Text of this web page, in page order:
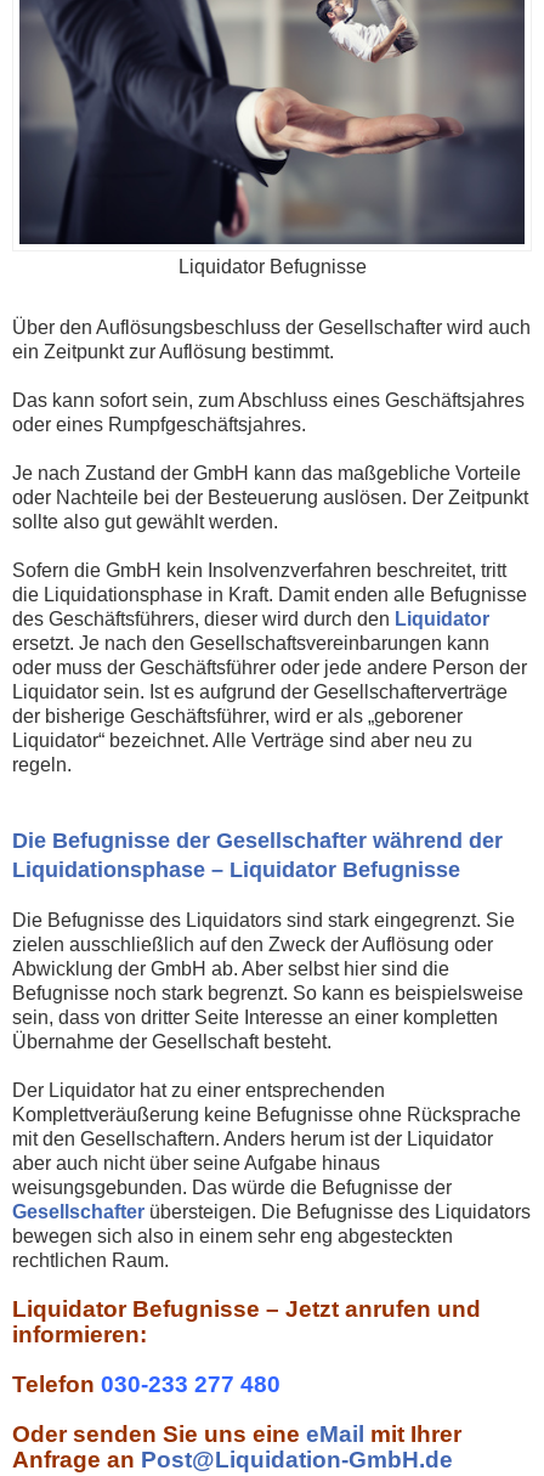
Liquidator Befugnisse
Über den Auflösungsbeschluss der Gesellschafter wird auch
ein Zeitpunkt zur Auflösung bestimmt.
Das kann sofort sein, zum Abschluss eines Geschäftsjahres
oder eines Rumpfgeschäftsjahres.
Je nach Zustand der GmbH kann das maßgebliche Vorteile
oder Nachteile bei der Besteuerung auslösen. Der Zeitpunkt
sollte also gut gewählt werden.
Sofern die GmbH kein Insolvenzverfahren beschreitet, tritt
die Liquidationsphase in Kraft. Damit enden alle Befugnisse
des Geschäftsführers, dieser wird durch den Liquidator
ersetzt. Je nach den Gesellschaftsvereinbarungen kann
oder muss der Geschäftsführer oder jede andere Person der
Liquidator sein. Ist es aufgrund der Gesellschafterverträge
der bisherige Geschäftsführer, wird er als „geborener
Liquidator“ bezeichnet. Alle Verträge sind aber neu zu
regeln.
Die Befugnisse der Gesellschafter während der
Liquidationsphase – Liquidator Befugnisse
Die Befugnisse des Liquidators sind stark eingegrenzt. Sie
zielen ausschließlich auf den Zweck der Auflösung oder
Abwicklung der GmbH ab. Aber selbst hier sind die
Befugnisse noch stark begrenzt. So kann es beispielsweise
sein, dass von dritter Seite Interesse an einer kompletten
Übernahme der Gesellschaft besteht.
Der Liquidator hat zu einer entsprechenden
Komplettveräußerung keine Befugnisse ohne Rücksprache
mit den Gesellschaftern. Anders herum ist der Liquidator
aber auch nicht über seine Aufgabe hinaus
weisungsgebunden. Das würde die Befugnisse der
Gesellschafter übersteigen. Die Befugnisse des Liquidators
bewegen sich also in einem sehr eng abgesteckten
rechtlichen Raum.
Liquidator Befugnisse – Jetzt anrufen und
informieren:
Telefon 030-233 277 480
Oder senden Sie uns eine eMail mit Ihrer
Anfrage an Post@Liquidation-GmbH.de